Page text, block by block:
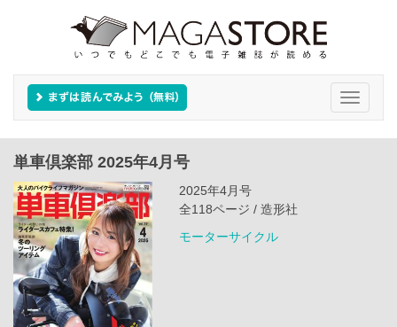
Toggle
単車倶楽部 2025年4月号
2025年4月号
全118ページ / 造形社
モーターサイクル